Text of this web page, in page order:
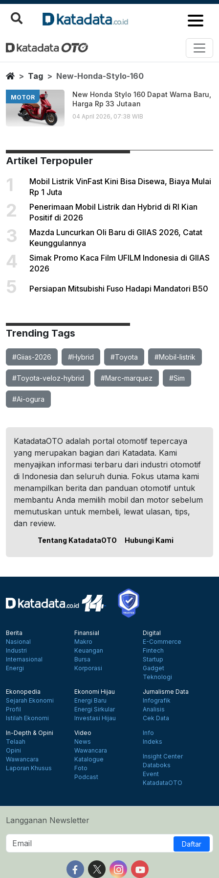
New Honda Stylo 160
Berita Terbaru
HomeTag New-Honda-Stylo-160
MOTOR
New Honda Stylo 160 Dapat Warna Baru,
Harga Rp 33 Jutaan
04 April 2026, 07:38 WIB
Artikel Terpopuler
1
Mobil Listrik VinFast Kini Bisa Disewa, Biaya Mulai
Rp 1 Juta
2
Penerimaan Mobil Listrik dan Hybrid di RI Kian
Positif di 2026
3
Mazda Luncurkan Oli Baru di GIIAS 2026, Catat
Keunggulannya
4
Simak Promo Kaca Film UFILM Indonesia di GIIAS
2026
5 Persiapan Mitsubishi Fuso Hadapi Mandatori B50
Trending Tags
#Giias-2026 #Hybrid #Toyota #Mobil-listrik
#Toyota-veloz-hybrid #Marc-marquez #Sim
#Ai-ogura
KatadataOTO adalah portal otomotif tepercaya
yang merupakan bagian dari Katadata. Kami
menyajikan informasi terbaru dari industri otomotif
di Indonesia dan seluruh dunia. Fokus utama kami
menampilkan berita dan panduan otomotif untuk
membantu Anda memilih mobil dan motor sebelum
memutuskan untuk membeli, lewat ulasan, tips,
dan review.
Tentang KatadataOTO Hubungi Kami
Berita
Nasional
Industri
Internasional
Energi
Finansial
Makro
Keuangan
Bursa
Korporasi
Digital
E-Commerce
Fintech
Startup
Gadget
Teknologi
Ekonopedia
Sejarah Ekonomi
Profil
Istilah Ekonomi
Ekonomi Hijau
Energi Baru
Energi Sirkular
Investasi Hijau
Jurnalisme Data
Infografik
Analisis
Cek Data
In-Depth & Opini
Telaah
Opini
Wawancara
Laporan Khusus
Video
News
Wawancara
Katalogue
Foto
Podcast
Info
Indeks
Insight Center
Databoks
Event
KatadataOTO
Langganan Newsletter
Daftar
Follow us on Facebook
Follow us on X
Follow us on Instagram
Follow us on